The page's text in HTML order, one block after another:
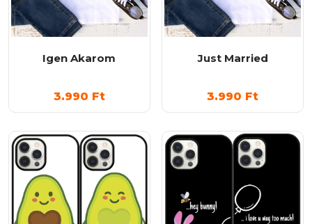
Igen Akarom
3.990 Ft
Just Married
3.990 Ft